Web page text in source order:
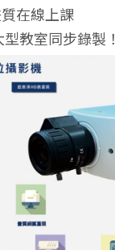
在線上課
教室同步錄製！